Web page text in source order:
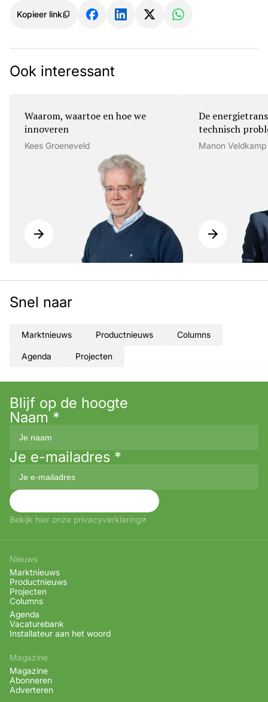
Kopieer link
Ook interessant
Waarom, waartoe en hoe we
innoveren
Kees Groeneveld
De
technisch
Manon Veldkamp
Snel naar
Marktnieuws Productnieuws Columns
Agenda Projecten
Blijf op de hoogte
Naam *
Je e-mailadres *
Bekijk hier onze privacyverklaring
Nieuws
Marktnieuws
Productnieuws
Projecten
Columns
Agenda
Vacaturebank
Installateur aan het woord
Magazine
Magazine
Abonneren
Adverteren